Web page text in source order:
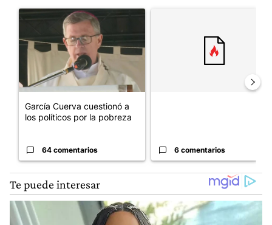
Un artículo de tendencia con el título "García Cuerva
García Cuerva cuestionó a
los políticos por la pobreza
64 comentarios 6 comentarios